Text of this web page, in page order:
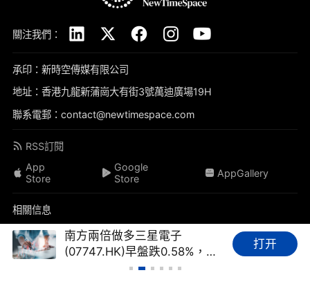
關注我們：
承印：新時空傳媒有限公司
地址：香港九龍新蒲崗大有街3號萬迪廣場19H
聯系電郵：contact@newtimespace.com
RSS訂閱
App
Store
Google
Store
AppGallery
相關信息
關於我們
免責聲明 隱私政策
加入我們
品牌素材
我要投稿 標籤庫 友情鏈接 財經FAQ
南方兩倍做多三星電子
(07747.HK)早盤跌0.58%，成
交額達4.98億港元
打开